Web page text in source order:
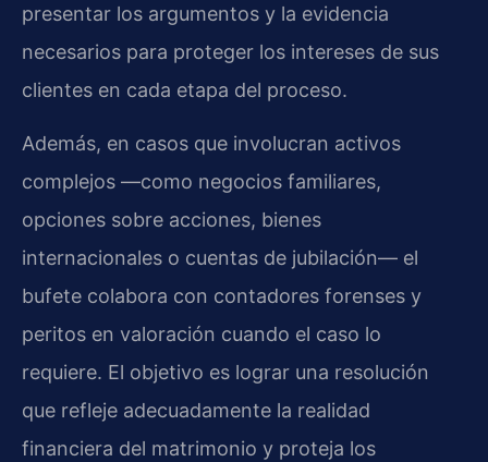
presentar los argumentos y la evidencia
necesarios para proteger los intereses de sus
clientes en cada etapa del proceso.
Además, en casos que involucran activos
complejos —como negocios familiares,
opciones sobre acciones, bienes
internacionales o cuentas de jubilación— el
bufete colabora con contadores forenses y
peritos en valoración cuando el caso lo
requiere. El objetivo es lograr una resolución
que refleje adecuadamente la realidad
financiera del matrimonio y proteja los